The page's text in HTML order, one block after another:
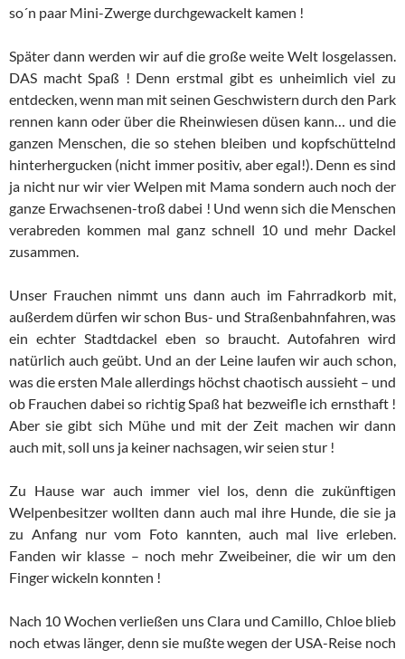
so´n paar Mini-Zwerge durchgewackelt kamen !
Später dann werden wir auf die große weite Welt losgelassen.
DAS macht Spaß ! Denn erstmal gibt es unheimlich viel zu
entdecken, wenn man mit seinen Geschwistern durch den Park
rennen kann oder über die Rheinwiesen düsen kann… und die
ganzen Menschen, die so stehen bleiben und kopfschüttelnd
hinterhergucken (nicht immer positiv, aber egal!). Denn es sind
ja nicht nur wir vier Welpen mit Mama sondern auch noch der
ganze Erwachsenen-troß dabei ! Und wenn sich die Menschen
verabreden kommen mal ganz schnell 10 und mehr Dackel
zusammen.
Unser Frauchen nimmt uns dann auch im Fahrradkorb mit,
außerdem dürfen wir schon Bus- und Straßenbahnfahren, was
ein echter Stadtdackel eben so braucht. Autofahren wird
natürlich auch geübt. Und an der Leine laufen wir auch schon,
was die ersten Male allerdings höchst chaotisch aussieht – und
ob Frauchen dabei so richtig Spaß hat bezweifle ich ernsthaft !
Aber sie gibt sich Mühe und mit der Zeit machen wir dann
auch mit, soll uns ja keiner nachsagen, wir seien stur !
Zu Hause war auch immer viel los, denn die zukünftigen
Welpenbesitzer wollten dann auch mal ihre Hunde, die sie ja
zu Anfang nur vom Foto kannten, auch mal live erleben.
Fanden wir klasse – noch mehr Zweibeiner, die wir um den
Finger wickeln konnten !
Nach 10 Wochen verließen uns Clara und Camillo, Chloe blieb
noch etwas länger, denn sie mußte wegen der USA-Reise noch